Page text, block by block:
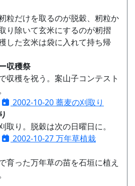
粒だけを取るのが脱穀、籾粒か
り除いて玄米にするのが籾摺
した玄米は袋に入れて持ち帰
収穫祭
収穫を祝う。案山子コンテスト
2002-10-20 蕎麦の刈取り
取り。脱穀は次の日曜日に。
2002-10-27 万年草植栽
育った万年草の苗を石垣に植え